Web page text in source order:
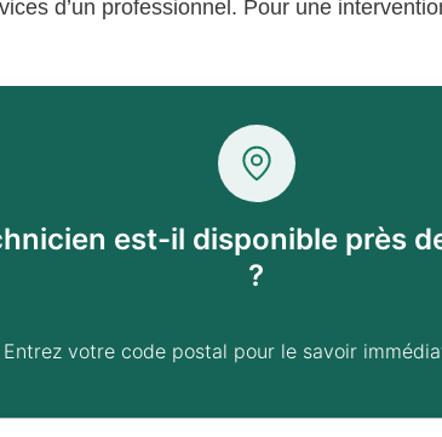
d’un professionnel. Pour une
est-il disponible près
?
Entrez votre code postal pour le savoir